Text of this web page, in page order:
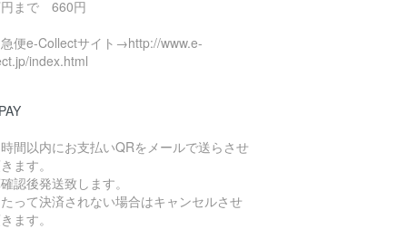
まで 660円
便e-Collectサイト→http://www.e-
index.html
間以内にお支払いQRをメールで送らさせ
ます。
認後発送致します。
たって決済されない場合はキャンセルさせ
ます。